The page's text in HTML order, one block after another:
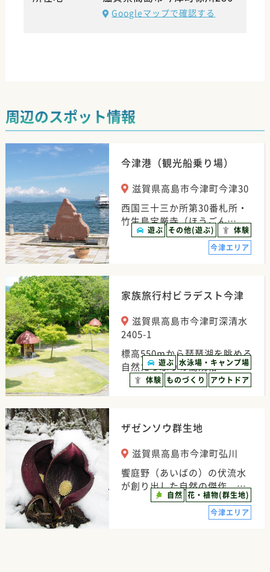
Googleマップで確認する
周辺のスポット情報
今津港（観光船乗り場）
滋賀県高島市今津町今津30
西国三十三か所第30番札所・
竹生島宝厳寺（ほうごん…
遊ぶ その他(遊ぶ)
体験
今津エリア
家族旅行村ビラデスト今津
滋賀県高島市今津町深清水
2405-1
標高550mから琵琶湖を眺める
自然たっぷりの高規格…
遊ぶ 水泳場・キャンプ場
体験 ものづくり アウトドア
ザゼンソウ群生地
滋賀県高島市今津町弘川
饗庭野（あいばの）の伏流水
が創り出した自然の傑作、…
自然 花・植物(群生地)
今津エリア